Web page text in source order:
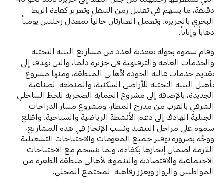
دقيقة، ما يسهم في تقليل زمن التنقل وتعزيز كفاءة الربط
البحري بالجزيرة. وتعمل العبارتان حالياً بمعدل رحلتين يومياً
ذهاباً وإياباً.
وقام سموه بجولة تفقدية لعدد من مشاريع البنية التحتية
والخدمات العامة والترفيهية في جزيرة دلما، والتي تهدف إلى
تقديم خدمات عالية الجودة لأهالي المنطقة، ومنها مشروع
تأهيل البنية التحتية للأراضي السكنية، والمنطقة الصناعية
الجديدة، بالإضافة إلى مشروع الحماية الصخرية للخط الساحلي
الشرقي بالقرب من مدرج المطار، ومشروع مسار الدراجات
الجبلية الهادف إلى دعم الأنشطة الرياضية والسياحية. واطّلع
سموه على مراحل التنفيذ ونسب الإنجاز في هذه المشاريع،
ووجَّه بضرورة توفير جميع المقومات والاحتياجات التشغيلية
اللازمة لضمان إنجازها بكفاءة، وبما ينسجم مع الاحتياجات
الاجتماعية والاقتصادية والتنموية لأهالي منطقة الظفرة من
المواطنين والزوار ويعزز رفاهية المجتمع المحلي.